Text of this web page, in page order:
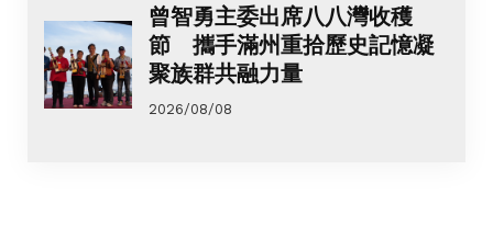
曾智勇主委出席八八灣收穫
節 攜手滿州重拾歷史記憶凝
聚族群共融力量
2026/08/08